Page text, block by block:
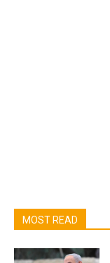
MOST READ